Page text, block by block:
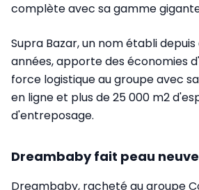
complète avec sa gamme
Supra Bazar, un nom établi
années, apporte des économies
force logistique au groupe avec
en ligne et plus de 25 000 m2
d'entreposage.
Dreambaby fait peau neuve
Dreambaby, racheté au groupe